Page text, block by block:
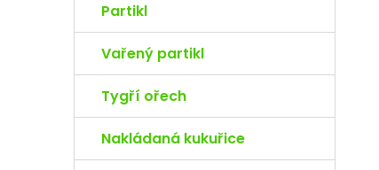
l
Partikl
Vařený partikl
Tygří ořech
Nakládaná kukuřice